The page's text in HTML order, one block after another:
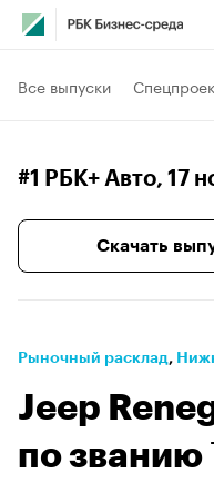
Все выпуски
#1 РБК+ Авто, 17
Скачать
Рыночный расклад⁠,
Jeep
по званию